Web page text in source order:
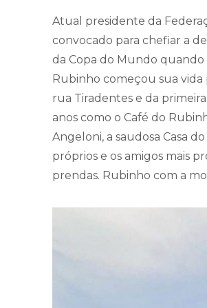
Atual presidente da
convocado para chefiar a
da Copa do Mundo quando
Rubinho começou sua
rua Tiradentes e da
anos como o Café do
Angeloni, a saudosa Casa
próprios e os amigos mais
prendas. Rubinho com a